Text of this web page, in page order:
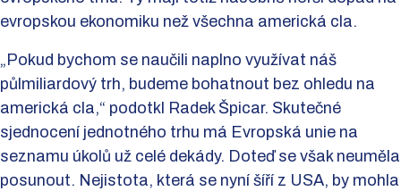
evropskou ekonomiku než všechna americká cla.
„Pokud bychom se naučili naplno využívat náš
půlmiliardový trh, budeme bohatnout bez ohledu na
americká cla,“ podotkl Radek Špicar. Skutečné
sjednocení jednotného trhu má Evropská unie na
seznamu úkolů už celé dekády. Doteď se však neuměla
posunout. Nejistota, která se nyní šíří z USA, by mohla